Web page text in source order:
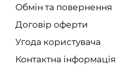
Обмін та повернення
Договір оферти
Угода користувача
Контактна інформація